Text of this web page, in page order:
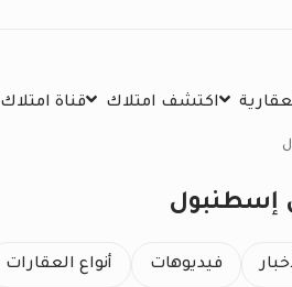
اكتشف امتلاك قناة امتلاك
إسطنبول
فيديوهات أنواع العقارات